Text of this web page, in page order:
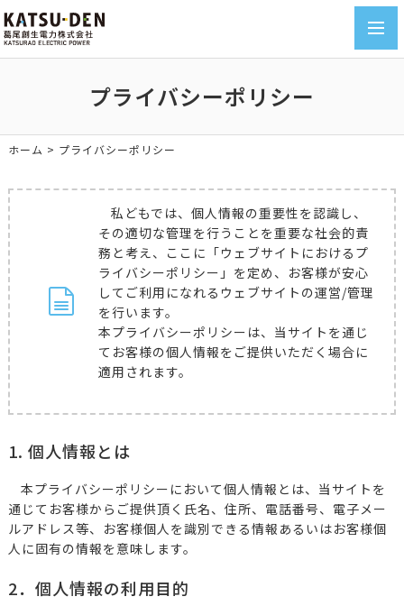
プライバシーポリシー
ホーム > プライバシーポリシー
私どもでは、個人情報の重要性を認識し、
その適切な管理を行うことを重要な社会的責
務と考え、ここに「ウェブサイトにおけるプ
ライバシーポリシー」を定め、お客様が安心
してご利用になれるウェブサイトの運営/管理
を行います。
本プライバシーポリシーは、当サイトを通じ
てお客様の個人情報をご提供いただく場合に
適用されます。
1. 個人情報とは
本プライバシーポリシーにおいて個人情報とは、当サイトを
通じてお客様からご提供頂く氏名、住所、電話番号、電子メー
ルアドレス等、お客様個人を識別できる情報あるいはお客様個
人に固有の情報を意味します。
2．個人情報の利用目的